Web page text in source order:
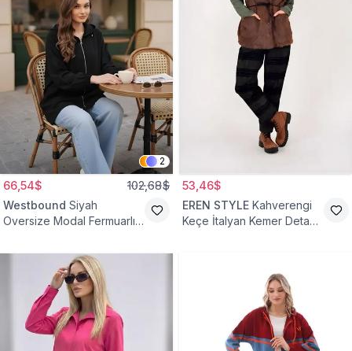
2
66,54$ 102,68$
Westbound Siyah
Oversize Modal Fermuarlı
53,46$
EREN STYLE Kahverengi
Keçe İtalyan Kemer Detaylı